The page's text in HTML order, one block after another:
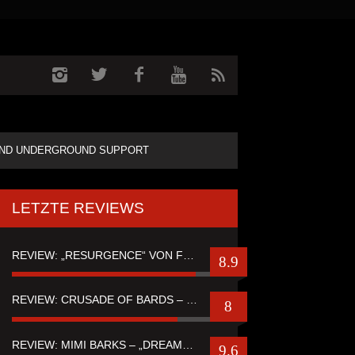
UNDERGROUND SUPPORT
LETZTE REVIEWS
8.9
REVIEW: CRUSADE OF BARDS – “TALES OF DISTANT WORLDS“ 8
9.6